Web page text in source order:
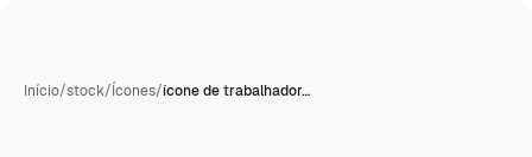
Início/stock/Ícones/ícone de trabalhador…